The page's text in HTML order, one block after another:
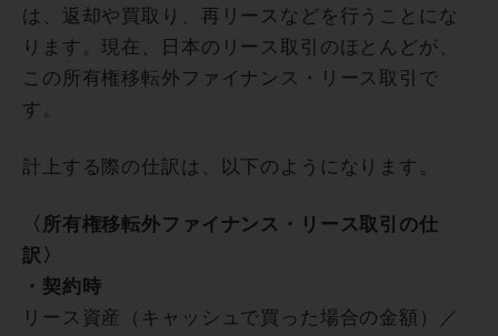
は、返却や買取り、再リースなどを行うことにな
ります。現在、日本のリース取引のほとんどが、
この所有権移転外ファイナンス・リース取引で
す。
計上する際の仕訳は、以下のようになります。
〈所有権移転外ファイナンス・リース取引の仕
訳〉
・契約時
リース資産（キャッシュで買った場合の金額）／